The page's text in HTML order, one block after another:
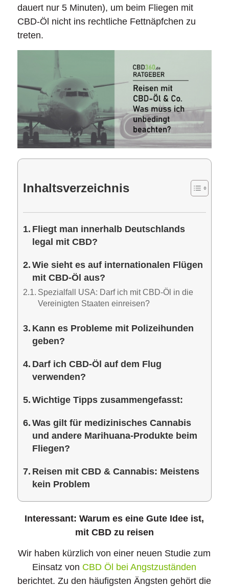
dauert nur 5 Minuten), um beim Fliegen mit
CBD-Öl nicht ins rechtliche Fettnäpfchen zu
treten.
Inhaltsverzeichnis
Fliegt man innerhalb Deutschlands
legal mit CBD?
Wie sieht es auf internationalen Flügen
mit CBD-Öl aus?
Spezialfall USA: Darf ich mit CBD-Öl in die
Vereinigten Staaten einreisen?
Kann es Probleme mit Polizeihunden
geben?
Darf ich CBD-Öl auf dem Flug
verwenden?
Wichtige Tipps zusammengefasst:
Was gilt für medizinisches Cannabis
und andere Marihuana-Produkte beim
Fliegen?
Reisen mit CBD & Cannabis: Meistens
kein Problem
Interessant: Warum es eine Gute Idee ist,
mit CBD zu reisen
Wir haben kürzlich von einer neuen Studie zum
Einsatz von CBD Öl bei Angstzuständen
berichtet. Zu den häufigsten Ängsten gehört die